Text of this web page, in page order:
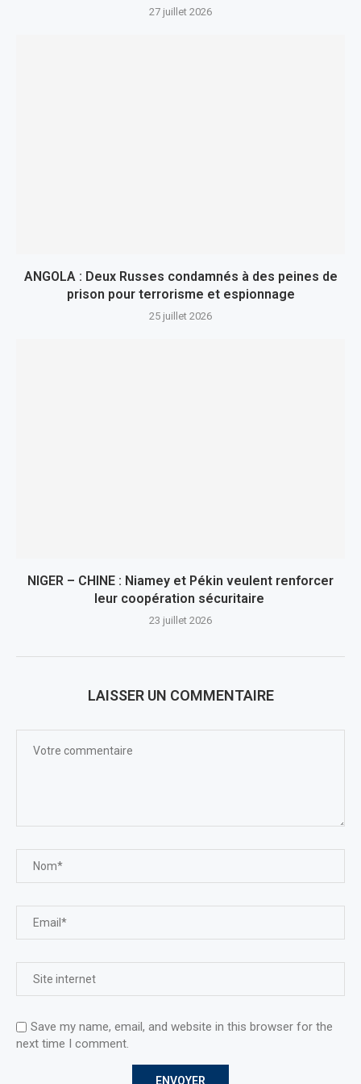
27 juillet 2026
ANGOLA : Deux Russes condamnés à des peines de
prison pour terrorisme et espionnage
25 juillet 2026
NIGER – CHINE : Niamey et Pékin veulent renforcer
leur coopération sécuritaire
23 juillet 2026
LAISSER UN COMMENTAIRE
Save my name, email, and website in this browser for the
next time I comment.